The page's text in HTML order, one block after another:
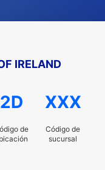
IRELAND
2D
de
XXX
Código de
sucursal